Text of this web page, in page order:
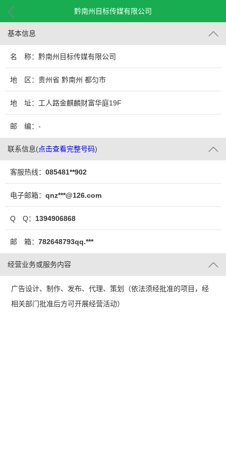
黔南州目标传媒有限公司
基本信息
名 称：黔南州目标传媒有限公司
地 区：贵州省 黔南州 都匀市
地 址：工人路金麒麟财富华庭19F
邮 编：-
联系信息(点击查看完整号码)
客服热线： 085481**902
电子邮箱： qnz***@126.com
Q Q： 1394906868
邮 箱： 782648793qq.***
经营业务或服务内容
广告设计、制作、发布、代理、策划（依法须经批准的项目，经
相关部门批准后方可开展经营活动）